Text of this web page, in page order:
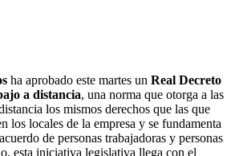
ha aprobado este martes un Real Decreto
a distancia, una norma que otorga a las
los mismos derechos que las que
los locales de la empresa y se fundamenta
de personas trabajadoras y personas
esta iniciativa legislativa llega con el